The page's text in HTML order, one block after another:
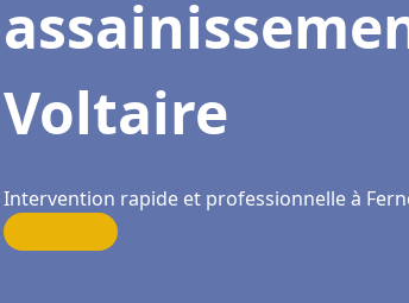
Voltaire
Intervention rapide et professionnelle à